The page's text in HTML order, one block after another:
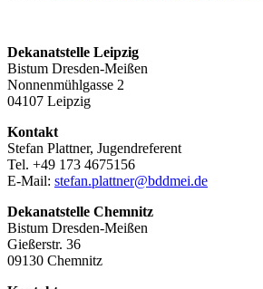
Dekanatstelle Leipzig
Bistum Dresden-Meißen
Nonnenmühlgasse 2
04107 Leipzig
Kontakt
Stefan Plattner, Jugendreferent
Tel. +49 173 4675156
E-Mail: stefan.plattner@bddmei.de
Dekanatstelle Chemnitz
Bistum Dresden-Meißen
Gießerstr. 36
09130 Chemnitz